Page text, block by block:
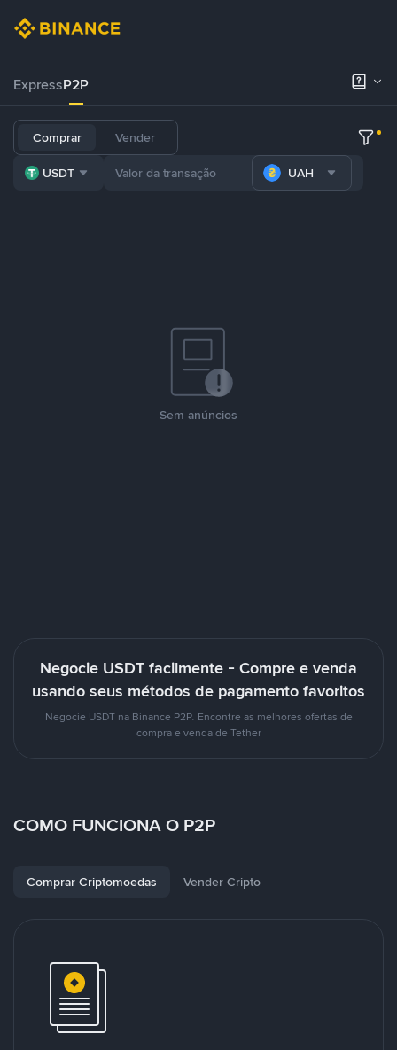
ExpressP2P
Comprar Vender
USDT UAH
Sem anúncios
Negocie USDT facilmente - Compre e venda
usando seus métodos de pagamento favoritos
Negocie USDT na Binance P2P. Encontre as melhores ofertas de
compra e venda de Tether
COMO FUNCIONA O P2P
Comprar Criptomoedas Vender Cripto